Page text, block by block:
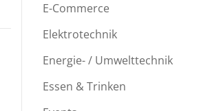
E-Commerce
Elektrotechnik
Energie- / Umwelttechnik
Essen & Trinken